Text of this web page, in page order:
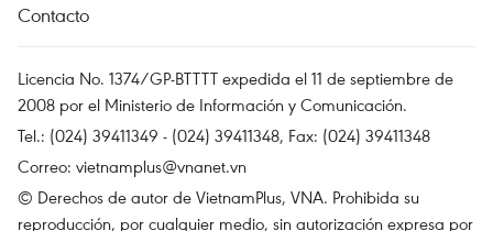
Contacto
Licencia No. 1374/GP-BTTTT expedida el 11 de septiembre de
2008 por el Ministerio de Información y Comunicación.
Tel.: (024) 39411349 - (024) 39411348, Fax: (024) 39411348
Correo: vietnamplus@vnanet.vn
© Derechos de autor de VietnamPlus, VNA. Prohibida su
reproducción, por cualquier medio, sin autorización expresa por